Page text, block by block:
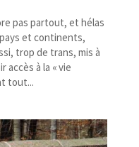
pas partout, et hélas
et continents,
trop de trans, mis à
à la « vie
tout...